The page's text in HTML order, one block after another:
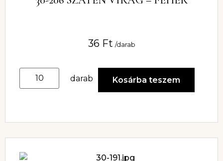
36 Ft /darab
darab Kosárba teszem